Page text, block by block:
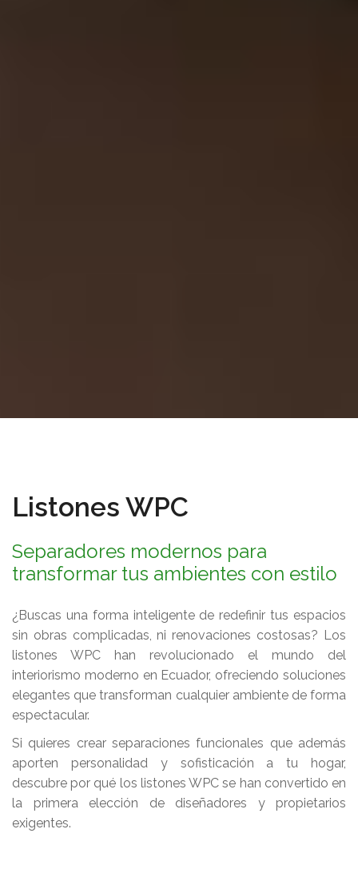
Listones WPC
Separadores modernos para
transformar tus ambientes con estilo
¿Buscas una forma inteligente de redefinir tus espacios
sin obras complicadas, ni renovaciones costosas? Los
listones WPC han revolucionado el mundo del
interiorismo moderno en Ecuador, ofreciendo soluciones
elegantes que transforman cualquier ambiente de forma
espectacular.
Si quieres crear separaciones funcionales que además
aporten personalidad y sofisticación a tu hogar,
descubre por qué los listones WPC se han convertido en
la primera elección de diseñadores y propietarios
exigentes.